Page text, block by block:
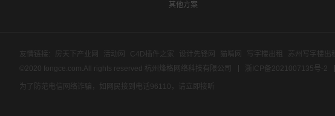
其他方案
友情链接: 房天下产业网 活动网 C4D插件之家 设计先锋网 猫啃网 写字楼出租 苏州写字楼出租
©2020 fongce.com.All rights reserved 杭州烽格网络科技有限公司
浙ICP备2021007135号-2
为了防范电信网络诈骗，如网民接到电话96110，请立即接听